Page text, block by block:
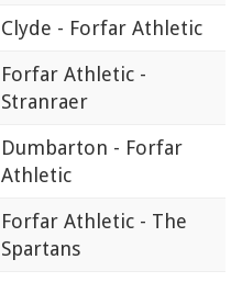
Clyde - Forfar Athletic
Forfar Athletic -
Stranraer
Dumbarton - Forfar
Athletic
Forfar Athletic - The
Spartans